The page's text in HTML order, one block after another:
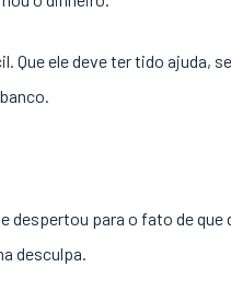
Que ele deve ter tido ajuda,
despertou para o fato de que
desculpa.